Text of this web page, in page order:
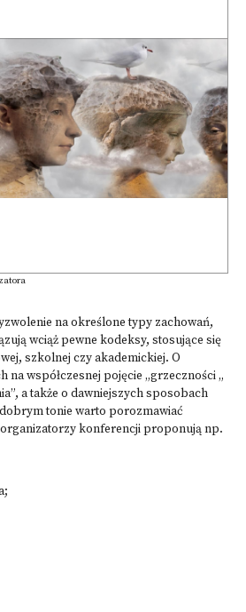
na określone typy zachowań,
wciąż pewne kodeksy, stosujące się
szkolnej czy akademickiej. O
na współczesnej pojęcie „grzeczności „
a także o dawniejszych sposobach
tonie warto porozmawiać
konferencji proponują np.